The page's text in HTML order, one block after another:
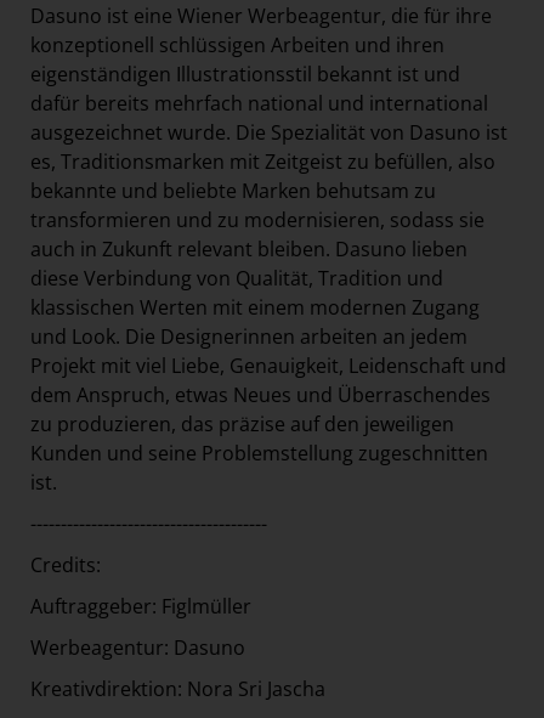
Dasuno ist eine Wiener Werbeagentur, die für ihre
konzeptionell schlüssigen Arbeiten und ihren
eigenständigen Illustrationsstil bekannt ist und
dafür bereits mehrfach national und international
ausgezeichnet wurde. Die Spezialität von Dasuno ist
es, Traditionsmarken mit Zeitgeist zu befüllen, also
bekannte und beliebte Marken behutsam zu
transformieren und zu modernisieren, sodass sie
auch in Zukunft relevant bleiben. Dasuno lieben
diese Verbindung von Qualität, Tradition und
klassischen Werten mit einem modernen Zugang
und Look. Die Designerinnen arbeiten an jedem
Projekt mit viel Liebe, Genauigkeit, Leidenschaft und
dem Anspruch, etwas Neues und Überraschendes
zu produzieren, das präzise auf den jeweiligen
Kunden und seine Problemstellung zugeschnitten
ist.
---------------------------------------
Credits:
Auftraggeber: Figlmüller
Werbeagentur: Dasuno
Kreativdirektion: Nora Sri Jascha